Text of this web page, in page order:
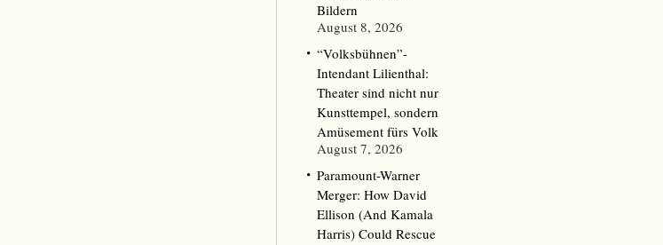
Bildern
August 8, 2026
“Volksbühnen”-
Intendant Lilienthal:
Theater sind nicht nur
Kunsttempel, sondern
Amüsement fürs Volk
August 7, 2026
Paramount-Warner
Merger: How David
Ellison (And Kamala
Harris) Could Rescue